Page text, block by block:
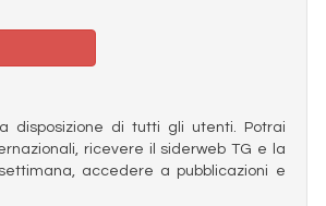
disposizione di tutti gli utenti. Potrai
ricevere il siderweb TG e la
accedere a pubblicazioni e